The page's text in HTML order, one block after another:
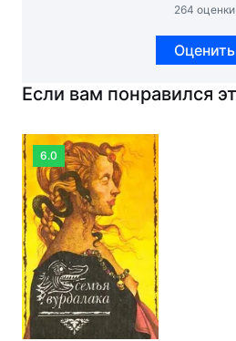
264 оценки
Оценить
Если вам понравился
6.0